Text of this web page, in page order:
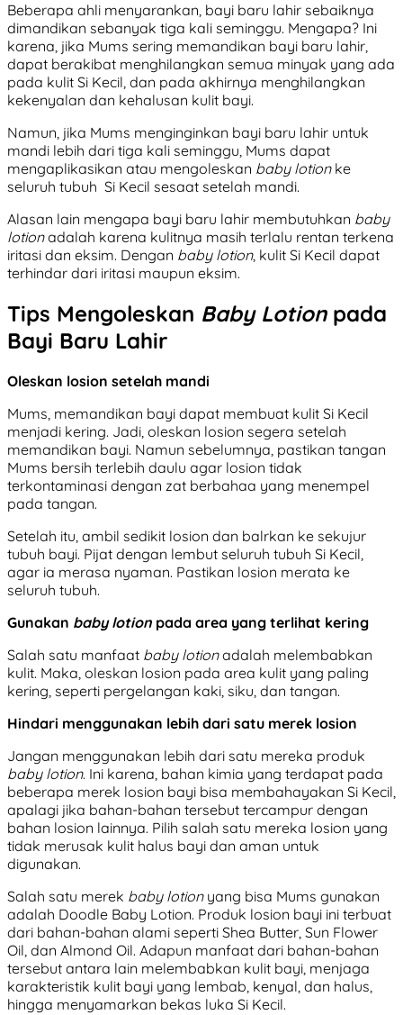
Beberapa ahli menyarankan, bayi baru lahir sebaiknya
dimandikan sebanyak tiga kali seminggu. Mengapa? Ini
karena, jika Mums sering memandikan bayi baru lahir,
dapat berakibat menghilangkan semua minyak yang ada
pada kulit Si Kecil, dan pada akhirnya menghilangkan
kekenyalan dan kehalusan kulit bayi.
Namun, jika Mums menginginkan bayi baru lahir untuk
mandi lebih dari tiga kali seminggu, Mums dapat
mengaplikasikan atau mengoleskan baby lotionke
seluruh tubuh Si Kecil sesaat setelah mandi.
Alasan lain mengapa bayi baru lahir membutuhkan baby
lotionadalah karena kulitnya masih terlalu rentan terkena
iritasi dan eksim. Dengan baby lotion, kulit Si Kecil dapat
terhindar dari iritasi maupun eksim.
Tips Mengoleskan Baby Lotionpada
Bayi Baru Lahir
Oleskan losion setelah mandi
Mums, memandikan bayi dapat membuat kulit Si Kecil
menjadi kering. Jadi, oleskan losion segera setelah
memandikan bayi. Namun sebelumnya, pastikan tangan
Mums bersih terlebih daulu agar losion tidak
terkontaminasi dengan zat berbahaa yang menempel
pada tangan.
Setelah itu, ambil sedikit losion dan balrkan ke sekujur
tubuh bayi. Pijat dengan lembut seluruh tubuh Si Kecil,
agar ia merasa nyaman. Pastikan losion merata ke
seluruh tubuh.
Gunakan baby lotion pada area yang terlihat kering
Salah satu manfaat baby lotionadalah melembabkan
kulit. Maka, oleskan losion pada area kulit yang paling
kering, seperti pergelangan kaki, siku, dan tangan.
Hindari menggunakan lebih dari satu merek losion
Jangan menggunakan lebih dari satu mereka produk
baby lotion. Ini karena, bahan kimia yang terdapat pada
beberapa merek losion bayi bisa membahayakan Si Kecil,
apalagi jika bahan-bahan tersebut tercampur dengan
bahan losion lainnya. Pilih salah satu mereka losion yang
tidak merusak kulit halus bayi dan aman untuk
digunakan.
Salah satu merek baby lotion yang bisa Mums gunakan
adalah Doodle Baby Lotion. Produk losion bayi ini terbuat
dari bahan-bahan alami seperti Shea Butter, Sun Flower
Oil, dan Almond Oil. Adapun manfaat dari bahan-bahan
tersebut antara lain melembabkan kulit bayi, menjaga
karakteristik kulit bayi yang lembab, kenyal, dan halus,
hingga menyamarkan bekas luka Si Kecil.